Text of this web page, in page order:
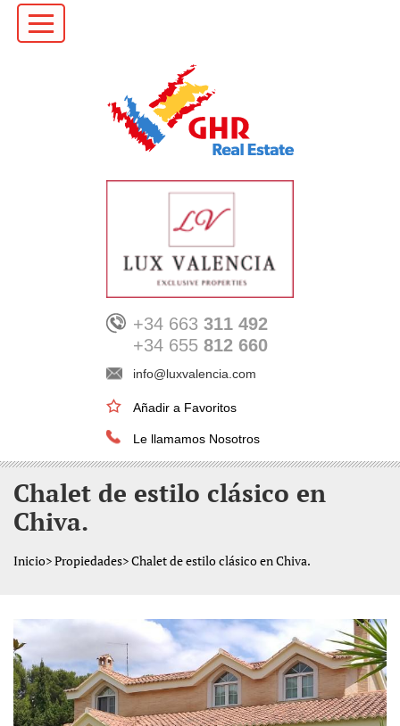
+34 663 311 492
+34 655 812 660
info@luxvalencia.com
Añadir a Favoritos
Le llamamos Nosotros
Chalet de estilo clásico en
Chiva.
Inicio>Propiedades> Chalet de estilo clásico en Chiva.